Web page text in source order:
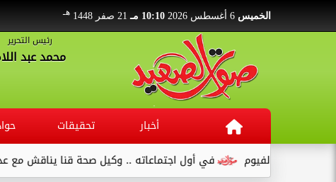
الخميس 10:10 مـ 21 صفر 1448 هـ
رئيس التحرير
محمد عبد
أخبار تحقيقات
في أول اجتماعاته .. وكيل صحة قنا يناقش مع عدد من